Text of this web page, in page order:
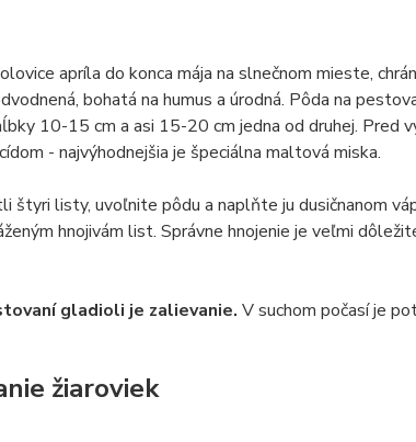
apríla do konca mája na slnečnom mieste,
bohatá na humus a úrodná. Pôda na
10-15 cm a asi 15-20 cm jedna od druhej. Pred
- najvýhodnejšia je špeciálna maltová miska.
štyri listy, uvoľnite pôdu a naplňte ju dusičnanom
hnojivám list. Správne hnojenie je veľmi
gladioli je zalievanie. V suchom počasí je
žiaroviek